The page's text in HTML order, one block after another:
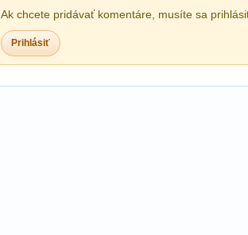
Ak chcete pridávať komentáre, musíte sa
Prihlásiť